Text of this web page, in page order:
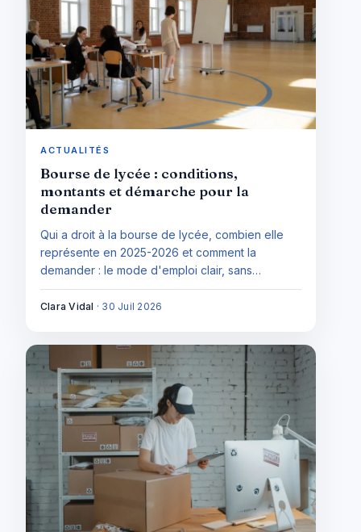
ACTUALITÉS
Bourse de lycée : conditions,
montants et démarche pour la
demander
Qui a droit à la bourse de lycée, combien elle
représente en 2025-2026 et comment la
demander : le mode d'emploi clair, sans
confusion avec les autres bourses.
Clara Vidal · 30 Juil 2026